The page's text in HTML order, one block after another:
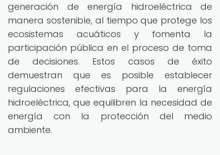
generación de energía hidroeléctrica de
manera sostenible, al tiempo que protege los
ecosistemas acuáticos y fomenta la
participación pública en el proceso de toma
de decisiones. Estos casos de éxito
demuestran que es posible establecer
regulaciones efectivas para la energía
hidroeléctrica, que equilibren la necesidad de
energía con la protección del medio
ambiente.